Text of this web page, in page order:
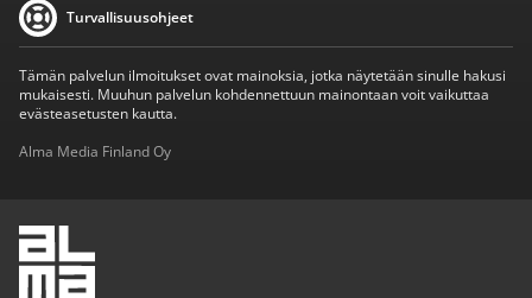
Turvallisuusohjeet
Tämän palvelun ilmoitukset ovat mainoksia, jotka näytetään sinulle hakusi
mukaisesti. Muuhun palvelun kohdennettuun mainontaan voit vaikuttaa
evästeasetusten kautta.
Alma Media Finland Oy